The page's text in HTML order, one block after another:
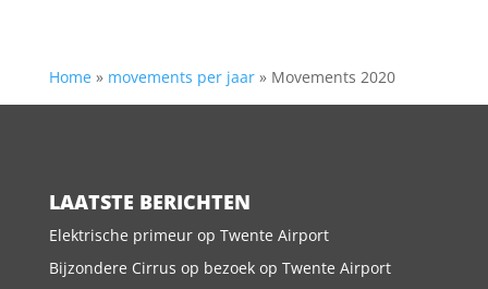
Home» movements per jaar» Movements 2020
LAATSTE BERICHTEN
Elektrische primeur op Twente Airport
Bijzondere Cirrus op bezoek op Twente Airport